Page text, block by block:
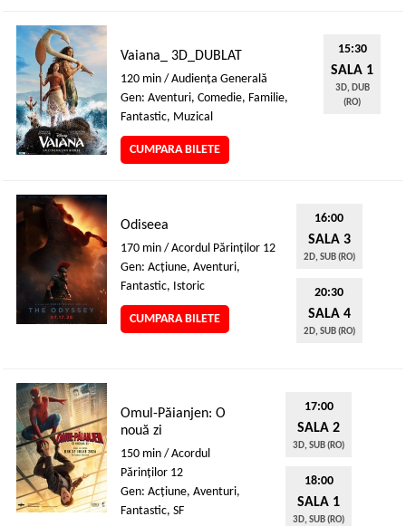
Vaiana_ 3D_DUBLAT
120 min / Audienţa Generală
Gen: Aventuri, Comedie, Familie,
Fantastic, Muzical
CUMPARA BILETE
15:30
SALA 1
3D, DUB
(RO)
Odiseea
170 min / Acordul Părinţilor 12
Gen: Acţiune, Aventuri,
Fantastic, Istoric
CUMPARA BILETE
16:00
SALA 3
2D, SUB (RO)
20:30
SALA 4
2D, SUB (RO)
Omul-Păianjen: O
nouă zi
150 min / Acordul
Părinţilor 12
Gen: Acţiune, Aventuri,
Fantastic, SF
17:00
SALA 2
3D, SUB (RO)
18:00
SALA 1
3D, SUB (RO)